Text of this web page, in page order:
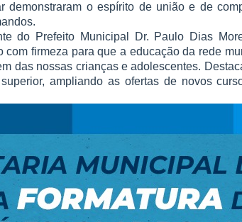
demonstraram o espírito de união e de
do Prefeito Municipal Dr. Paulo Dias
firmeza para que a educação da rede
das nossas crianças e adolescentes.
ampliando as ofertas de novos